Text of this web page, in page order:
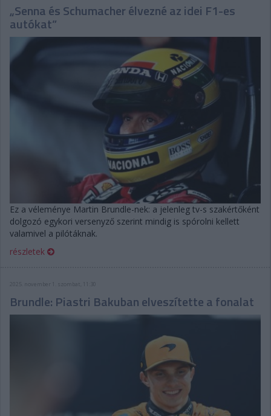
„Senna és Schumacher élvezné az idei F1-es
autókat”
Ez a véleménye Martin Brundle-nek: a jelenleg tv-s szakértőként
dolgozó egykori versenyző szerint mindig is spórolni kellett
valamivel a pilótáknak.
részletek
2025. november 1. szombat, 11:30
Brundle: Piastri Bakuban elveszítette a fonalat